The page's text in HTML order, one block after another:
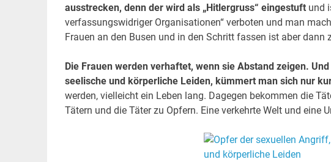
ausstrecken, denn der wird als „Hitlergruss“ eingestuftund
verfassungswidriger Organisationen“ verboten und man
Frauen an den Busen und in den Schritt fassen ist aber dann
Die Frauen werden verhaftet, wenn sie Abstand zeigen.
seelische und körperliche Leiden, kümmert man sich nur
werden, vielleicht ein Leben lang. Dagegen bekommen die
Tätern und die Täter zu Opfern. Eine verkehrte Welt und eine